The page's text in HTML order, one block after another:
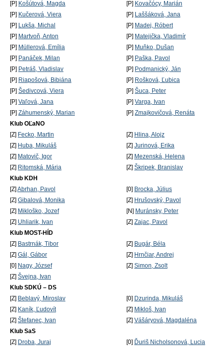
[P] Košútová, Magda [P] Kovačócy, Marián
[P] Kučerová, Viera [P] Laššáková, Jana
[P] Lukša, Michal [P] Madej, Róbert
[P] Martvoň, Anton [P] Matejička, Vladimír
[P] Müllerová, Emília [P] Muňko, Dušan
[P] Panáček, Milan [P] Paška, Pavol
[P] Petráš, Vladislav [P] Podmanický, Ján
[P] Riapošová, Bibiána [P] Rošková, Ľubica
[P] Šedivcová, Viera [P] Šuca, Peter
[P] Vaľová, Jana [P] Varga, Ivan
[P] Záhumenský, Marian [P] Zmajkovičová, Renáta
Klub OĽaNO
[Z] Fecko, Martin [Z] Hlina, Alojz
[Z] Huba, Mikuláš [Z] Jurinová, Erika
[Z] Matovič, Igor [Z] Mezenská, Helena
[Z] Ritomská, Mária [Z] Škripek, Branislav
Klub KDH
[Z] Abrhan, Pavol [0] Brocka, Július
[Z] Gibalová, Monika [Z] Hrušovský, Pavol
[Z] Mikloško, Jozef [N] Muránsky, Peter
[Z] Uhliarik, Ivan [Z] Zajac, Pavol
Klub MOST-HÍD
[Z] Bastrnák, Tibor [Z] Bugár, Béla
[Z] Gál, Gábor [Z] Hrnčiar, Andrej
[0] Nagy, József [Z] Simon, Zsolt
[Z] Švejna, Ivan
Klub SDKÚ – DS
[Z] Beblavý, Miroslav [0] Dzurinda, Mikuláš
[Z] Kaník, Ľudovít [Z] Mikloš, Ivan
[Z] Štefanec, Ivan [Z] Vášáryová, Magdaléna
Klub SaS
[Z] Droba, Juraj [0] Ďuriš Nicholsonová, Lucia